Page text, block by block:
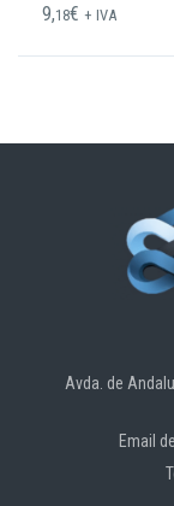
9,18€ + IVA
Avda. de
Email